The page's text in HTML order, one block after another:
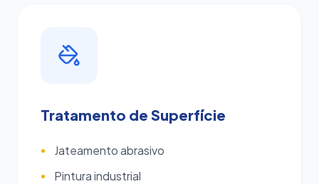
Tratamento de Superfície
● Jateamento abrasivo
● Pintura industrial